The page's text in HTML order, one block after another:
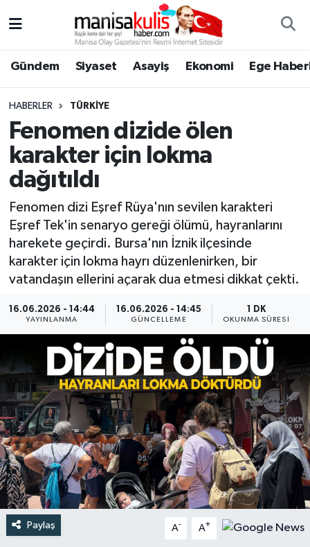
Gündem Siyaset Asayiş Ekonomi Ege
HABERLER TÜRKIYE
Fenomen dizide ölen
karakter için lokma
dağıtıldı
Fenomen dizi Eşref Rüya'nın sevilen karakteri
Eşref Tek'in senaryo gereği ölümü, hayranlarını
harekete geçirdi. Bursa'nın İznik ilçesinde
karakter için lokma hayrı düzenlenirken, bir
vatandaşın ellerini açarak dua etmesi dikkat çekti.
16.06.2026 - 14:44
YAYINLANMA
16.06.2026 - 14:45
GÜNCELLEME
1 DK
OKUNMA SÜRESI
Paylaş A- A+
Ege Haberleri
Genel
Gündem
Resmi İlan
Siyaset
Türkiye
Yaşam
Yunusemre Hava Durumu
Yunusemre Trafik Yoğunluk Haritası
Süper Lig Puan Durumu ve Fikstür
Tüm Manşetler
Son Dakika Haberleri
Haber Arşivi